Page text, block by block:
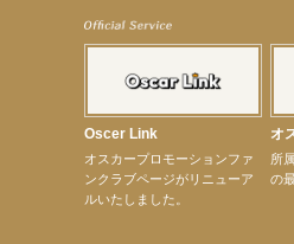
【elfin’】8月16日（日）「全世界」発売記念イベント決
【elfin’】7thシングル『全世界』がFM TANABEでO.A.
【昆虫ハンター牧田習】宝塚市立手塚治虫記念館トー
ショーゲスト出演！
【定本楓馬】WEB DIGVII 連載企画『東京23時』に登
【髙橋ひかる】7月雑誌掲載情報
【elfin’】7thシングル『全世界』がFMふくろうでパワ
Oscer Link
オスカープロモーションファ
ンクラブページがリニューア
ルいたしました。
オ
所
の